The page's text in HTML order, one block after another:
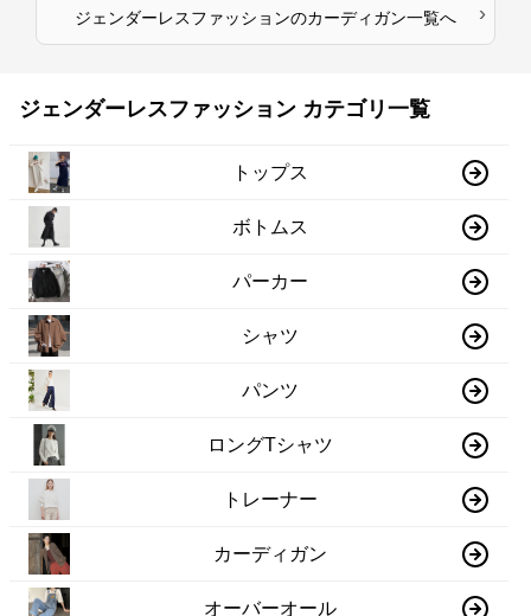
ジェンダーレスファッションのカーディガン一覧へ ›
ジェンダーレスファッション カテゴリ一覧
トップス
ボトムス
パーカー
シャツ
パンツ
ロングTシャツ
トレーナー
カーディガン
オーバーオール